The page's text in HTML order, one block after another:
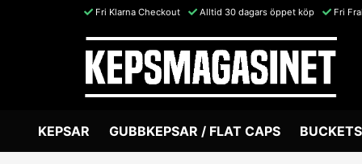
Fri Klarna Checkout Alltid 30 dagars öppet köp Fri
KEPSAR GUBBKEPSAR / FLAT CAPS BUCKETS